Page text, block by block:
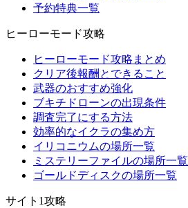
予約特典一覧
ヒーローモード攻略
ヒーローモード攻略まとめ
クリア後報酬とできること
武器のおすすめ強化
ブキチドローンの出現条件
調査完了にする方法
効率的なイクラの集め方
イリコニウムの場所一覧
ミステリーファイルの場所一覧
ゴールドディスクの場所一覧
サイト1攻略